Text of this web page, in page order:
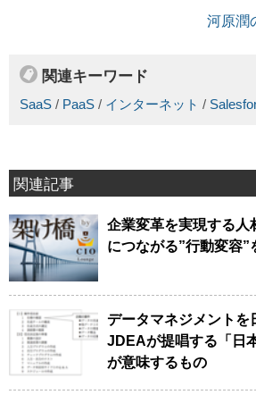
河原潤
関連キーワード
SaaS / PaaS / インターネット /
関連記事
企業変革を実現する
につながる”行動変容”
データマネジメント
JDEAが提唱する「日
が意味するもの